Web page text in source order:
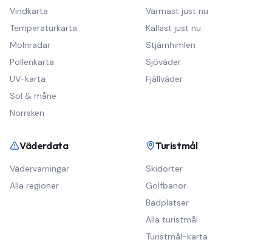
Vindkarta
Temperaturkarta
Molnradar
Pollenkarta
UV-karta
Sol & måne
Norrsken
Varmast just nu
Kallast just nu
Stjärnhimlen
Sjöväder
Fjällväder
Väderdata
Vädervarningar
Alla regioner
Turistmål
Skidorter
Golfbanor
Badplatser
Alla turistmål
Turistmål-karta